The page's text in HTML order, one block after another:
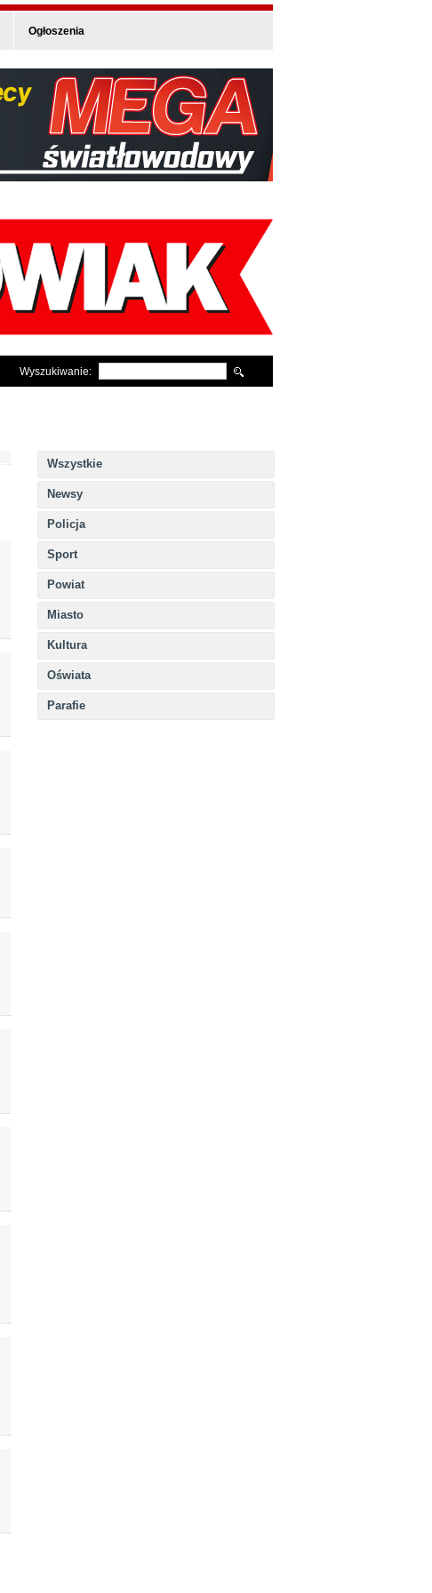
Ogłoszenia
Wyszukiwanie:
Wszystkie
Newsy
Policja
Sport
Powiat
Miasto
Kultura
Oświata
Parafie